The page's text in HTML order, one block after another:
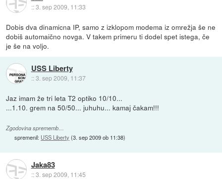
::3. sep 2009, 11:33
Dobis dva dinamicna IP, samo z izklopom modema iz omrežja še ne
dobiš automaično novga. V takem primeru ti dodel spet istega, če
je še na voljo.
USS Liberty
::3. sep 2009, 11:37
Jaz imam že tri leta T2 optiko 10/10...
...1.10. grem na 50/50... juhuhu... kamaj čakam!!!
Zgodovina sprememb…
spremenil: USS Liberty (3. sep 2009 ob 11:38)
Jaka83
::3. sep 2009, 11:45